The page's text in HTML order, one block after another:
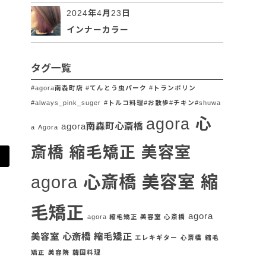
2024年4月23日
インナーカラー
タグ一覧
#agora南森町店 #てんとう虫パーク #トランポリン
#always_pink_suger #トルコ料理#お散歩#チキン#shuwa
a Agora agora南森町心斎橋 agora 心
斎橋 縮毛矯正 美容室
agora 心斎橋 美容室 縮
毛矯正 agora 縮毛矯正 美容室 心斎橋 agora
美容室 心斎橋 縮毛矯正 エレキギター 心斎橋 縮毛
矯正 美容院 韓国料理